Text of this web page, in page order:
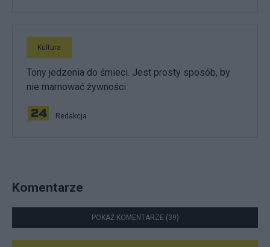
Kultura
Tony jedzenia do śmieci. Jest prosty sposób, by
nie marnować żywności
Redakcja
Komentarze
POKAŻ KOMENTARZE (39)